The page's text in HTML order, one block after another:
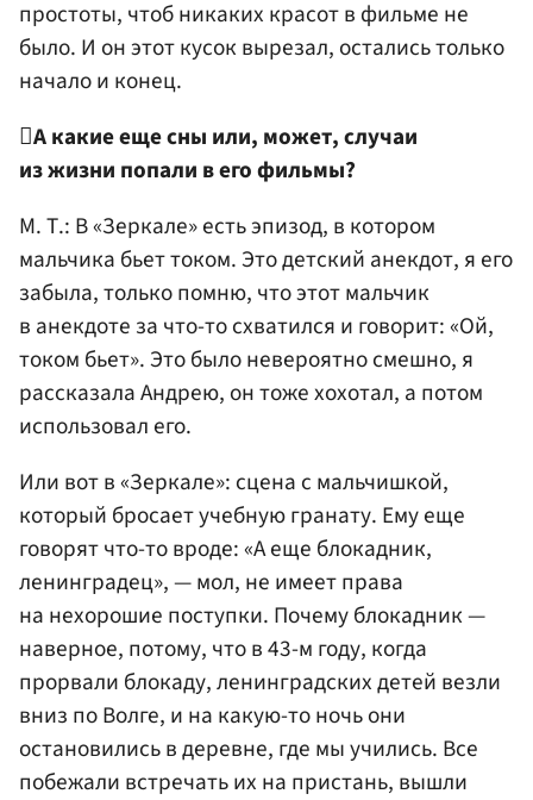
простоты, чтоб никаких красот в фильме не
было. И он этот кусок вырезал, остались только
начало и конец.
А какие еще сны или, может, случаи
из жизни попали в его фильмы?
М. Т.: В «Зеркале» есть эпизод, в котором
мальчика бьет током. Это детский анекдот, я его
забыла, только помню, что этот мальчик
в анекдоте за что-то схватился и говорит: «Ой,
током бьет». Это было невероятно смешно, я
рассказала Андрею, он тоже хохотал, а потом
использовал его.
Или вот в «Зеркале»: сцена с мальчишкой,
который бросает учебную гранату. Ему еще
говорят что-то вроде: «А еще блокадник,
ленинградец», — мол, не имеет права
на нехорошие поступки. Почему блокадник —
наверное, потому, что в 43-м году, когда
прорвали блокаду, ленинградских детей везли
вниз по Волге, и на какую-то ночь они
остановились в деревне, где мы учились. Все
побежали встречать их на пристань, вышли